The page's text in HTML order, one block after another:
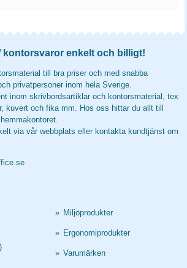
kontorsvaror enkelt och billigt!
till bra priser och med snabba
privatpersoner inom hela Sverige.
inom skrivbordsartiklar och kontorsmaterial, tex
kuvert och fika mm. Hos oss hittar du allt till
via vår webbplats eller kontakta kundtjänst om
» Miljöprodukter
» Ergonomiprodukter
» Varumärken